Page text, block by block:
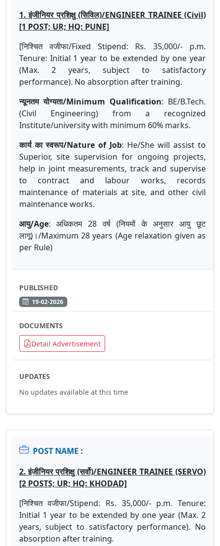
1. इंजीनियर प्रशिक्षु (सिविल)/ENGINEER TRAINEE (Civil)
[1 POST; UR; HQ: PUNE]
[निश्चित वजीफा/Fixed Stipend: Rs. 35,000/- p.m.
Tenure: Initial 1 year to be extended by one year
(Max. 2 years, subject to satisfactory
performance). No absorption after training.
न्यूनतम योग्यता/Minimum Qualification: BE/B.Tech.
(Civil Engineering) from a recognized
Institute/university with minimum 60% marks.
कार्य का स्वरूप/Nature of Job: He/She will assist to
Superior, site supervision for ongoing projects,
help in joint measurements, track and supervise
to contract and labour works, records
maintenance of materials at site, and other civil
maintenance works.
आयु/Age:अधिकतम28वर्ष (नियमों के अनुसार आयु छूट
लागू)।/Maximum 28 years (Age relaxation given as
per Rule)
PUBLISHED
19-02-2026
DOCUMENTS
Detail Advertisement
UPDATES
No updates available at this time
POST NAME :
2. इंजीनियर प्रशिक्षु (सर्वो)/ENGINEER TRAINEE (SERVO)
[2 POSTS; UR; HQ: KHODAD]
[निश्चित वजीफा/Stipend: Rs. 35,000/- p.m. Tenure:
Initial 1 year to be extended by one year (Max. 2
years, subject to satisfactory performance). No
absorption after training.